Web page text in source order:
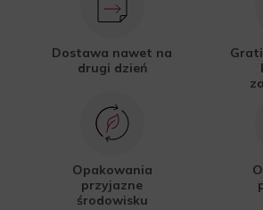
Dostawa nawet na
drugi dzień
Opakowania
przyjazne
środowisku